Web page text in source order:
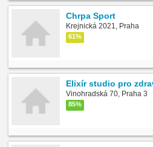
Chrpa Sport
Krejnická 2021, Praha
61%
Elixír studio pro
Vinohradská 70, Praha 3
85%